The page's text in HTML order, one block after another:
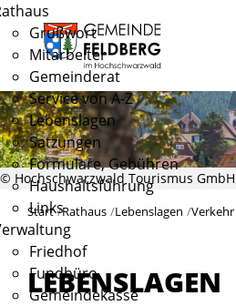
Grußwort
Mitarbeiter
Gemeinderat
Service von A-Z
Lebenslagen
Satzungen
Formulare, Gebühren
Haushaltsführung
Links
Friedhof
Fundbüro
Gemeindekasse
© Hochschwarzwald Tourismus GmbH
Start Rathaus Lebenslagen
LEBENSLAGEN